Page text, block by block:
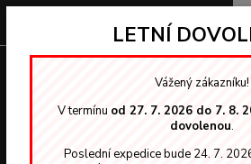
LETNÍ
Vážený zákazníku!
V termínu od 27. 7. 2026 do 7. 8.
dovolenou.
Poslední expedice bude 24. 7.